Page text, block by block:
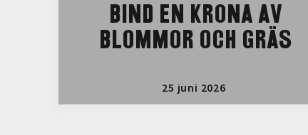
BIND EN KRONA AV
BLOMMOR OCH GRÄS
25 juni 2026